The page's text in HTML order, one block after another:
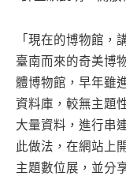
「現在的博物館，
臺南而來的奇美博
體博物館，早年雖
資料庫，較無主題
大量資料，進行串
此做法，在網站上
主題數位展，並分